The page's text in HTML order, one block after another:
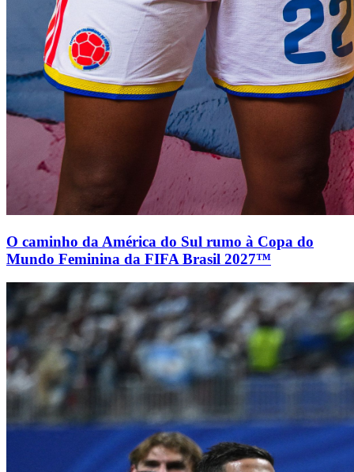
O caminho da América do Sul rumo à Copa do
Mundo Feminina da FIFA Brasil 2027™